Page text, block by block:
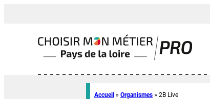
Accueil » Organismes » 2B Live